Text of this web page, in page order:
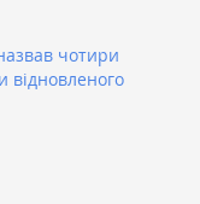
чотири
відновленого